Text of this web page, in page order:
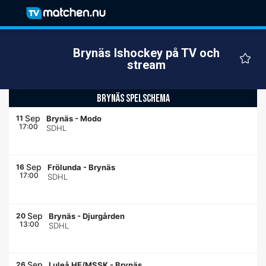
Brynäs Ishockey på TV och
stream
BRYNÄS SPELSCHEMA
11 Sep
17:00
Brynäs -Modo
SDHL
16 Sep
17:00
Frölunda -Brynäs
SDHL
20 Sep
13:00
Brynäs -Djurgården
SDHL